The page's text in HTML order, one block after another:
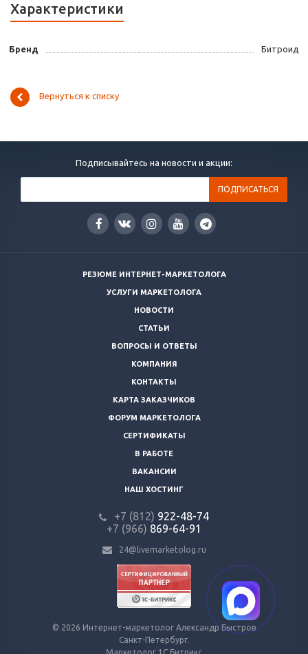
Характеристики
Бренд Битроид
Вернуться к списку
Подписывайтесь на новости и акции:
РЕЗЮМЕ ИНТЕРНЕТ-МАРКЕТОЛОГА
УСЛУГИ МАРКЕТОЛОГА
НОВОСТИ
СТАТЬИ
ВОПРОСЫ И ОТВЕТЫ
КОМПАНИЯ
КОНТАКТЫ
КАРТА ЗАКАЗЧИКОВ
ФОРУМ МАРКЕТОЛОГА
СЕРТИФИКАТЫ
В РАБОТЕ
ВАКАНСИИ
НАШ ХОСТИНГ
+7 (812) 922-48-74
+7 (966) 869-64-91
24@livemarketolog.ru
© 2026 Интернет-маркетолог Александр Быстров
Санкт-Петербург.